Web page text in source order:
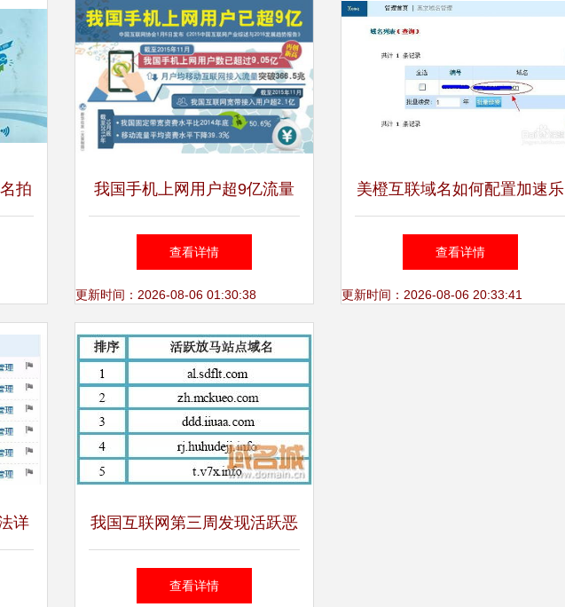
服务创新
拍 我国手机上网用户超9亿流量
惊人 每月你花多少上网费？
查看详情
更新时间：2026-08-06 01:30:38
美橙互联域名如何配置加速乐
DNS解析及CDN加速全指南
查看详情
更新时间：2026-08-06 20:33:41
详 我国互联网第三周发现活跃恶
意域名85个
查看详情